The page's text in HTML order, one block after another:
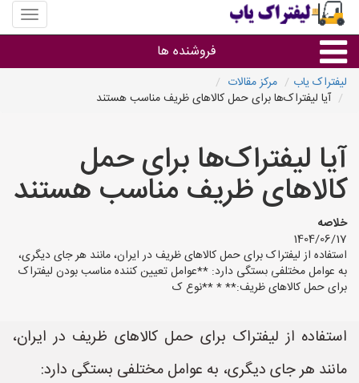
منوی
سایت
یاب
فروشنده ها
گروه ها
استان ها
لیفتراک یاب
مرکز مقالات
آیا لیفتراک‌ها برای حمل کالاهای ظریف مناسب هستند
آیا لیفتراک‌ها برای حمل
کالاهای ظریف مناسب هستند
خلاصه
1404/06/17
استفاده از لیفتراک برای حمل کالاهای ظریف در ایران، مانند هر جای دیگری،
به عوامل مختلفی بستگی دارد: **عوامل تعیین کننده مناسب بودن لیفتراک
برای حمل کالاهای ظریف:** * **نوع ک
استفاده از لیفتراک برای حمل کالاهای ظریف در ایران،
مانند هر جای دیگری، به عوامل مختلفی بستگی دارد: